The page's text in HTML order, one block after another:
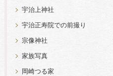
宇治上神社
宇治正寿院での前撮り
宗像神社
家族写真
岡崎つる家